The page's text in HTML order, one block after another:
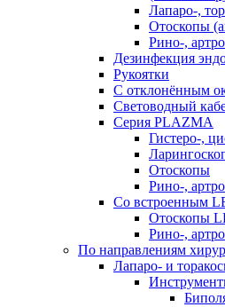
Лапаро-,
Отоскопы
Рино-,
Дезинфекция
Рукоятки
С отклонённым
Световодный
Серия PLAZMA
Гистеро-,
Отоскопы
Рино-,
Со встроенным
Отоскопы
Рино-,
По направлениям
Лапаро- и